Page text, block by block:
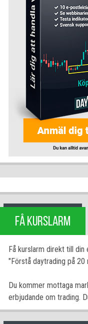
FÅ KURSLARM
Få kurslarm direkt till
"Förstå daytrading på 20
Du kommer mottaga
erbjudande om trading.